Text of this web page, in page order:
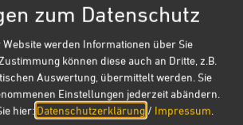
Wilhelm und das
unterm Maibaum
zum Datenschutz
werden Informationen über Sie
können diese auch an Dritte, z.B.
Auswertung, übermittelt werden. Sie
Einstellungen jederzeit abändern.
hier: Datenschutzerklärung / Impressum.